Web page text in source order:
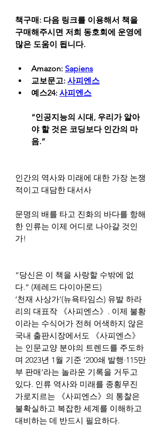
책구매: 다음 링크를 이용해서 책을
구매해주시면 저희 동호회에 운영에
많은 도움이 됩니다.
Amazon: Sapiens
교보문고: 사피엔스
예스24: 사피엔스
“인공지능의 시대, 우리가 알아
야 할 것은 코딩보다 인간의 마
음.”
인간의 역사와 미래에 대한 가장 논쟁
적이고 대담한 대서사
문명의 배를 타고 진화의 바다를 항해
한 인류는 이제 어디로 나아갈 것인
가!
“당신은 이 책을 사랑할 수밖에 없
다.” (제레드 다이아몬드)
‘천재 사상가’(뉴욕타임스) 유발 하라
리의 대표작 《사피엔스》. 이제 불황
이라는 수식어가 전혀 어색하지 않은
국내 출판시장에서도 《사피엔스》
는 인문교양 분야의 트렌드를 주도하
며 2023년 1월 기준 ‘200쇄 발행·115만
부 판매’라는 놀라운 기록을 거두고
있다. 인류 역사와 미래를 종횡무진
가로지르는 《사피엔스》의 통찰은
불확실하고 복잡한 세계를 이해하고
대비하는 데 반드시 필요하다.